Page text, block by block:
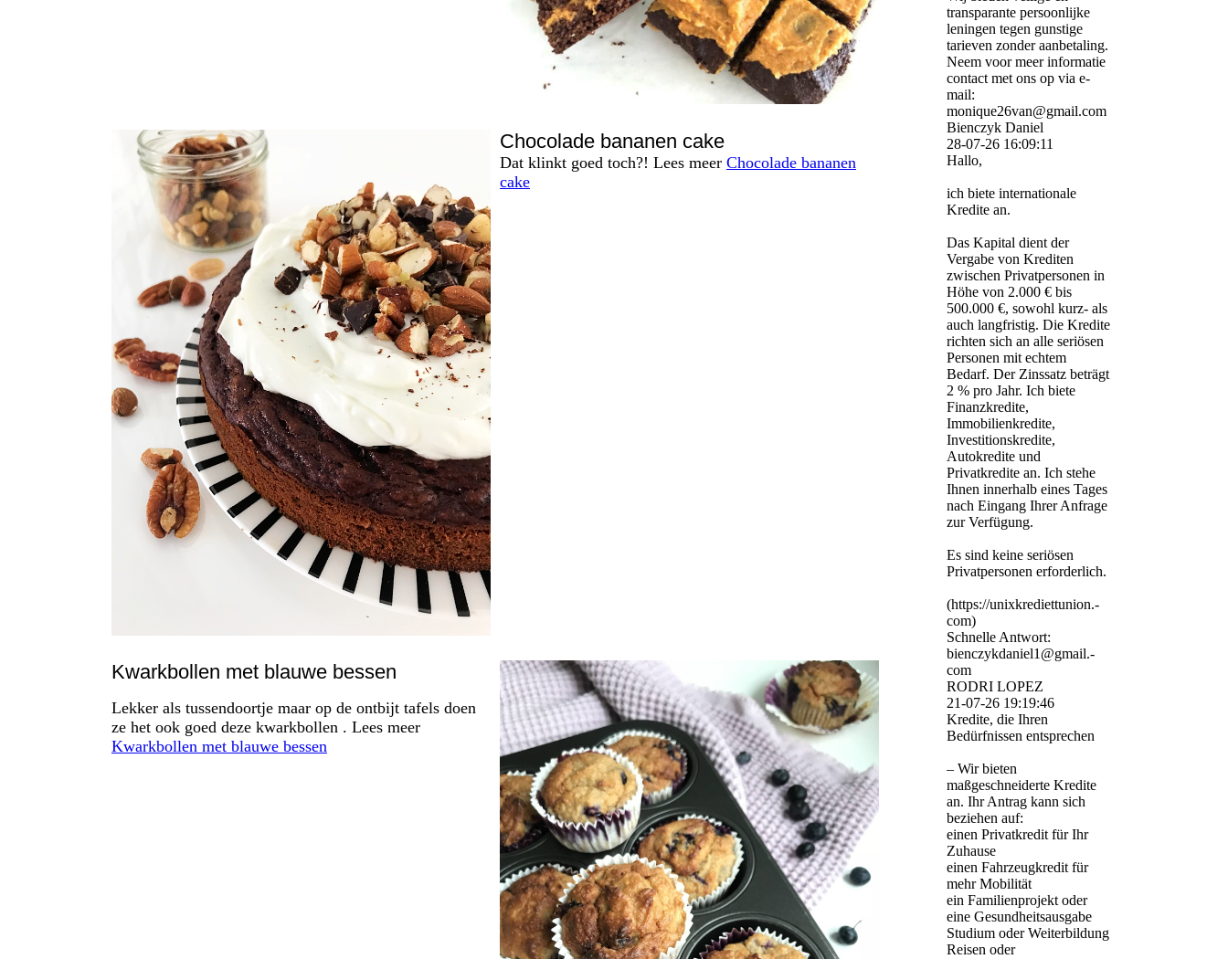
Chocolade bananen cake
Dat klinkt goed toch?! Lees meer Chocolade bananen
cake
Kwarkbollen met blauwe bessen
Lekker als tussendoortje maar op de ontbijt tafels doen
ze het ook goed deze kwarkbollen . Lees meer
Kwarkbollen met blauwe bessen
transparante persoonlijke
leningen tegen gunstige
tarieven zonder aanbetaling.
Neem voor meer informatie
contact met ons op via e-
mail:
monique26van@gmail.com
Bienczyk Daniel
28-07-26 16:09:11
Hallo,
ich biete internationale
Kredite an.
Das Kapital dient der
Vergabe von Krediten
zwischen Privatpersonen in
Höhe von 2.000 € bis
500.000 €, sowohl kurz- als
auch langfristig. Die Kredite
richten sich an alle seriösen
Personen mit echtem
Bedarf. Der Zinssatz beträgt
2 % pro Jahr. Ich biete
Finanzkredite,
Immobilienkredite,
Investitionskredite,
Autokredite und
Privatkredite an. Ich stehe
Ihnen innerhalb eines Tages
nach Eingang Ihrer Anfrage
zur Verfügung.
Es sind keine seriösen
Privatpersonen erforderlich.
(­https:­//­unixkrediettunion.­
com)­
Schnelle Antwort:
bienczykdaniel1@­gmail.­
com
RODRI LOPEZ
21-07-26 19:19:46
Kredite, die Ihren
Bedürfnissen entsprechen
– Wir bieten
maßgeschneiderte Kredite
an. Ihr Antrag kann sich
beziehen auf:
einen Privatkredit für Ihr
Zuhause
einen Fahrzeugkredit für
mehr Mobilität
ein Familienprojekt oder
eine Gesundheitsausgabe
Studium oder Weiterbildung
Reisen oder